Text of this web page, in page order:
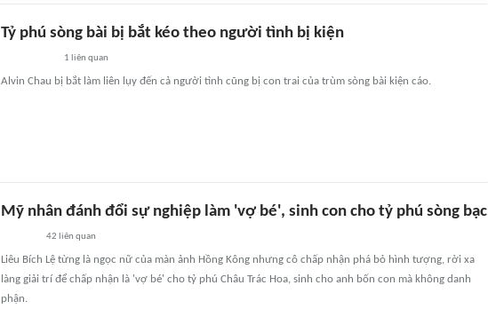
Tỷ phú sòng bài bị bắt kéo theo người tình bị kiện
1 liên quan
Alvin Chau bị bắt làm liên lụy đến cả người tình cũng bị con trai của trùm sòng bài kiện cáo.
Mỹ nhân đánh đổi sự nghiệp làm 'vợ bé', sinh con cho tỷ phú sòng bạc
42 liên quan
Liêu Bích Lệ từng là ngọc nữ của màn ảnh Hồng Kông nhưng cô chấp nhận phá bỏ hình tượng, rời xa
làng giải trí để chấp nhận là 'vợ bé' cho tỷ phú Châu Trác Hoa, sinh cho anh bốn con mà không danh
phận.